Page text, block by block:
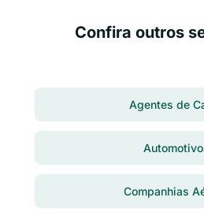
Confira outros
Agentes de
Companhias